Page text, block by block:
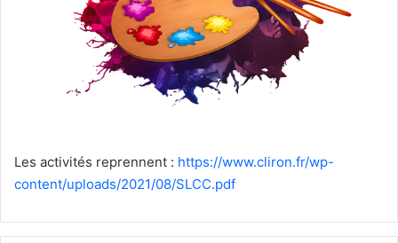
Les activités reprennent : https://www.cliron.fr/wp-
content/uploads/2021/08/SLCC.pdf